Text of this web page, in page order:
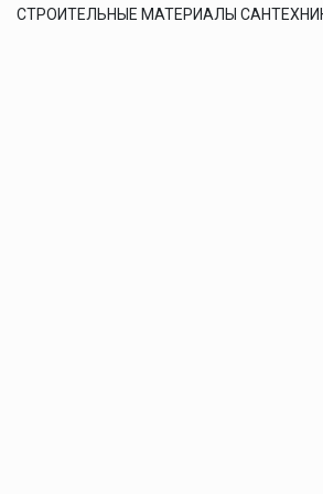
СТРОИТЕЛЬНЫЕ МАТЕРИАЛЫ